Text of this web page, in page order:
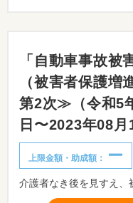
「自動車事故被
（被害者保護
第2次≫（令和5
日〜2023年08月
上限金額・助成額： ー